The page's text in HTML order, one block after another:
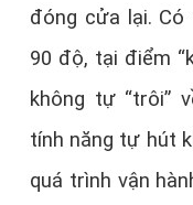
đóng cửa lại.
90 độ, tại điểm
không tự “trôi”
tính năng tự hút
quá trình vận